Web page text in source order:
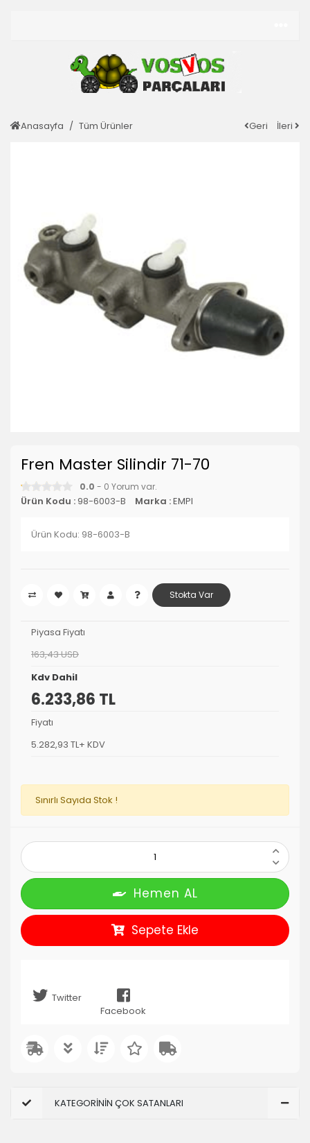
Anasayfa Tüm Ürünler Geri İleri
Fren Master Silindir 71-70
0.0 - 0 Yorum var.
Ürün Kodu : 98-6003-B Marka :EMPI
Ürün Kodu: 98-6003-B
Stokta Var
Piyasa Fiyatı
163,43 USD
Kdv Dahil
6.233,86 TL
Fiyatı
5.282,93 TL+ KDV
Sınırlı Sayıda Stok !
Hemen AL
Sepete Ekle
Twitter
Facebook
KATEGORİNİN ÇOK SATANLARI